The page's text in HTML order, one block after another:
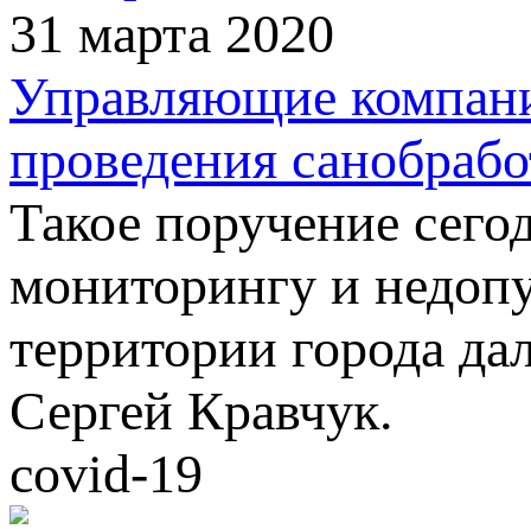
31 марта 2020
Управляющие
проведения
Такое поручение
мониторингу и
территории города
Сергей Кравчук.
covid-19